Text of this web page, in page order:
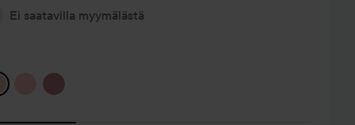
Ei saatavilla myymälästä